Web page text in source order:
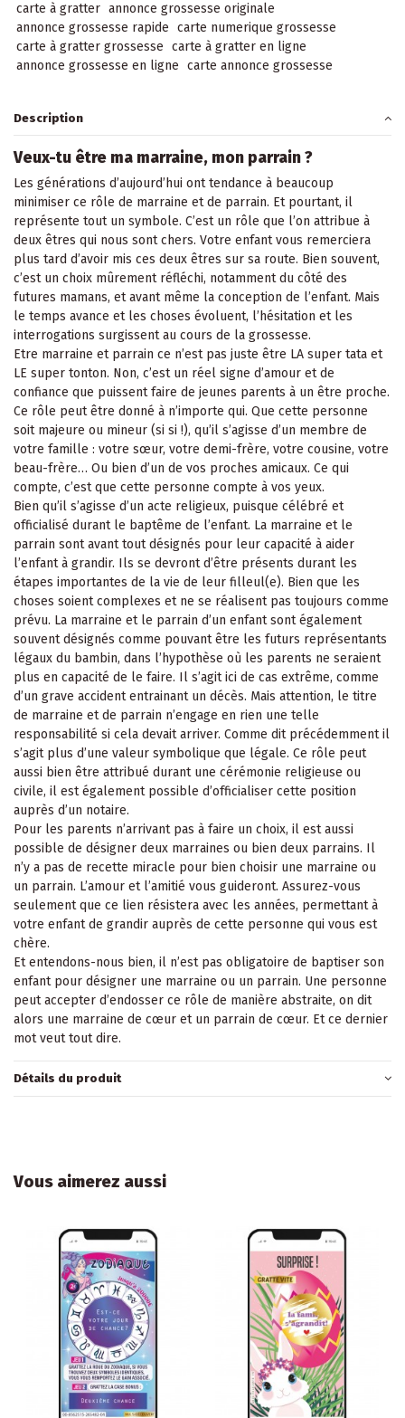
carte à gratter annonce grossesse originale
annonce grossesse rapide
carte numerique grossesse
carte à gratter grossesse
carte à gratter en ligne
annonce grossesse en ligne
carte annonce grossesse
Description
Veux-tu être ma marraine, mon parrain ?
Les générations d’aujourd’hui ont tendance à beaucoup
minimiser ce rôle de marraine et de parrain. Et pourtant, il
représente tout un symbole. C’est un rôle que l’on attribue à
deux êtres qui nous sont chers. Votre enfant vous remerciera
plus tard d’avoir mis ces deux êtres sur sa route. Bien souvent,
c’est un choix mûrement réfléchi, notamment du côté des
futures mamans, et avant même la conception de l’enfant. Mais
le temps avance et les choses évoluent, l’hésitation et les
interrogations surgissent au cours de la grossesse.
Etre marraine et parrain ce n’est pas juste être LA super tata et
LE super tonton. Non, c’est un réel signe d’amour et de
confiance que puissent faire de jeunes parents à un être proche.
Ce rôle peut être donné à n’importe qui. Que cette personne
soit majeure ou mineur (si si !), qu’il s’agisse d’un membre de
votre famille : votre sœur, votre demi-frère, votre cousine, votre
beau-frère… Ou bien d’un de vos proches amicaux. Ce qui
compte, c’est que cette personne compte à vos yeux.
Bien qu’il s’agisse d’un acte religieux, puisque célébré et
officialisé durant le baptême de l’enfant. La marraine et le
parrain sont avant tout désignés pour leur capacité à aider
l’enfant à grandir. Ils se devront d’être présents durant les
étapes importantes de la vie de leur filleul(e). Bien que les
choses soient complexes et ne se réalisent pas toujours comme
prévu. La marraine et le parrain d’un enfant sont également
souvent désignés comme pouvant être les futurs représentants
légaux du bambin, dans l’hypothèse où les parents ne seraient
plus en capacité de le faire. Il s’agit ici de cas extrême, comme
d’un grave accident entrainant un décès. Mais attention, le titre
de marraine et de parrain n’engage en rien une telle
responsabilité si cela devait arriver. Comme dit précédemment il
s’agit plus d’une valeur symbolique que légale. Ce rôle peut
aussi bien être attribué durant une cérémonie religieuse ou
civile, il est également possible d’officialiser cette position
auprès d’un notaire.
Pour les parents n’arrivant pas à faire un choix, il est aussi
possible de désigner deux marraines ou bien deux parrains. Il
n’y a pas de recette miracle pour bien choisir une marraine ou
un parrain. L’amour et l’amitié vous guideront. Assurez-vous
seulement que ce lien résistera avec les années, permettant à
votre enfant de grandir auprès de cette personne qui vous est
chère.
Et entendons-nous bien, il n’est pas obligatoire de baptiser son
enfant pour désigner une marraine ou un parrain. Une personne
peut accepter d’endosser ce rôle de manière abstraite, on dit
alors une marraine de cœur et un parrain de cœur. Et ce dernier
mot veut tout dire.
Détails du produit
Vous aimerez aussi